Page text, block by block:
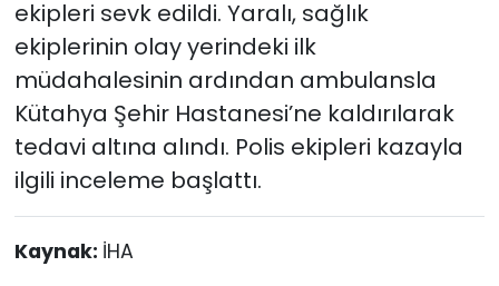
ekipleri sevk edildi. Yaralı, sağlık
ekiplerinin olay yerindeki ilk
müdahalesinin ardından ambulansla
Kütahya Şehir Hastanesi’ne kaldırılarak
tedavi altına alındı. Polis ekipleri kazayla
ilgili inceleme başlattı.
Kaynak: İHA